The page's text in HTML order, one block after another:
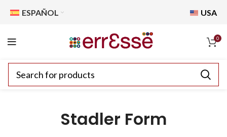
ESPAÑOL USA
0
Stadler Form